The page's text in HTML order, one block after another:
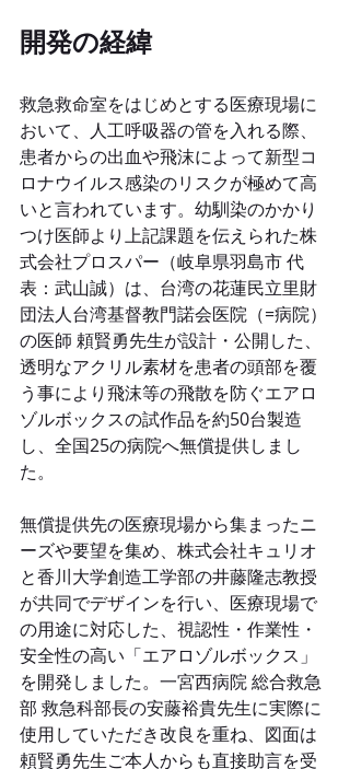
開発の経緯
救急救命室をはじめとする医療現場に
おいて、人工呼吸器の管を入れる際、
患者からの出血や飛沫によって新型コ
ロナウイルス感染のリスクが極めて高
いと言われています。幼馴染のかかり
つけ医師より上記課題を伝えられた株
式会社プロスパー（岐阜県羽島市 代
表：武山誠）は、台湾の花蓮民立里財
団法人台湾基督教門諾会医院（=病院）
の医師 頼賢勇先生が設計・公開した、
透明なアクリル素材を患者の頭部を覆
う事により飛沫等の飛散を防ぐエアロ
ゾルボックスの試作品を約50台製造
し、全国25の病院へ無償提供しまし
た。
無償提供先の医療現場から集まったニ
ーズや要望を集め、株式会社キュリオ
と香川大学創造工学部の井藤隆志教授
が共同でデザインを行い、医療現場で
の用途に対応した、視認性・作業性・
安全性の高い「エアロゾルボックス」
を開発しました。一宮西病院 総合救急
部 救急科部長の安藤裕貴先生に実際に
使用していただき改良を重ね、図面は
頼賢勇先生ご本人からも直接助言を受